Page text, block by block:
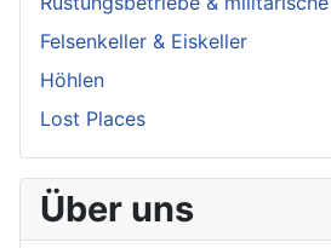
Felsenkeller & Eiskeller
Höhlen
Lost Places
Über uns